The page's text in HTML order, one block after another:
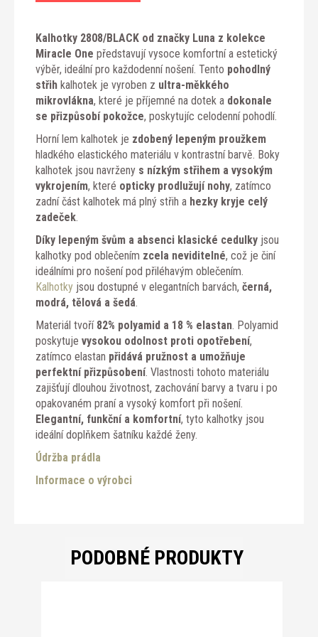
Kalhotky 2808/BLACK od značky Luna z kolekce
Miracle One představují vysoce komfortní a estetický
výběr, ideální pro každodenní nošení. Tento pohodlný
střih kalhotek je vyroben z ultra-měkkého
mikrovlákna, které je příjemné na dotek a dokonale
se přizpůsobí pokožce, poskytujíc celodenní pohodlí.
Horní lem kalhotek je zdobený lepeným proužkem
hladkého elastického materiálu v kontrastní barvě. Boky
kalhotek jsou navrženy s nízkým střihem a vysokým
vykrojením, které opticky prodlužují nohy, zatímco
zadní část kalhotek má plný střih a hezky kryje celý
zadeček
Díky lepeným švům a absenci klasické cedulky jsou
kalhotky pod oblečením zcela neviditelné, což je činí
ideálními pro nošení pod přiléhavým oblečením.
Kalhotky jsou dostupné v elegantních barvách, černá,
modrá, tělová a šedá
Materiál tvoří 82% polyamid a 18 % elastan . Polyamid
poskytuje vysokou odolnost proti opotřebení,
zatímco elastan přidává pružnost a umožňuje
perfektní přizpůsobení. Vlastnosti tohoto materiálu
zajišťují dlouhou životnost, zachování barvy a tvaru i po
opakovaném praní a vysoký komfort při nošení.
Elegantní, funkční a komfortní, tyto kalhotky jsou
ideální doplňkem šatníku každé ženy.
Údržba prádla
Informace o výrobci
PODOBNÉ PRODUKTY